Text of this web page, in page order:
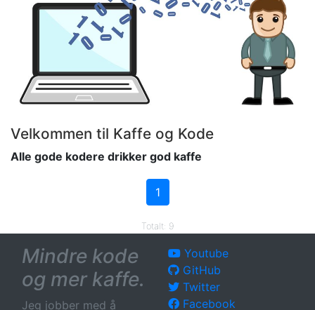
Velkommen til Kaffe og Kode
Alle gode kodere drikker god kaffe
1
Totalt: 9
Mindre kode
og mer kaffe.
Jeg jobber med å
Youtube
GitHub
Twitter
Facebook